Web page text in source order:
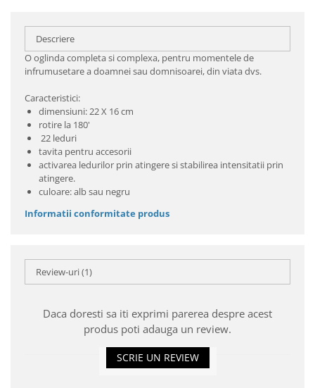
Descriere
O oglinda completa si complexa, pentru momentele de
infrumusetare a doamnei sau domnisoarei, din viata dvs.
Caracteristici:
dimensiuni: 22 X 16 cm
rotire la 180'
22 leduri
tavita pentru accesorii
activarea ledurilor prin atingere si stabilirea intensitatii prin
atingere.
culoare: alb sau negru
Informatii conformitate produs
Review-uri(1)
Daca doresti sa iti exprimi parerea despre acest
produs poti adauga un review.
SCRIE UN REVIEW